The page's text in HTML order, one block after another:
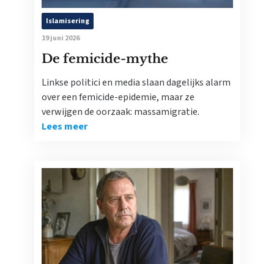
Islamisering
19 juni 2026
De femicide-mythe
Linkse politici en media slaan dagelijks alarm
over een femicide-epidemie, maar ze
verwijgen de oorzaak: massamigratie.
Lees meer